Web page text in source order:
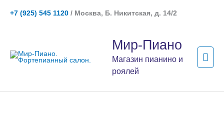
+7 (925) 545 1120 / Москва, Б. Никитская, д. 14/2
Мир-Пиано
Магазин пианино и
роялей